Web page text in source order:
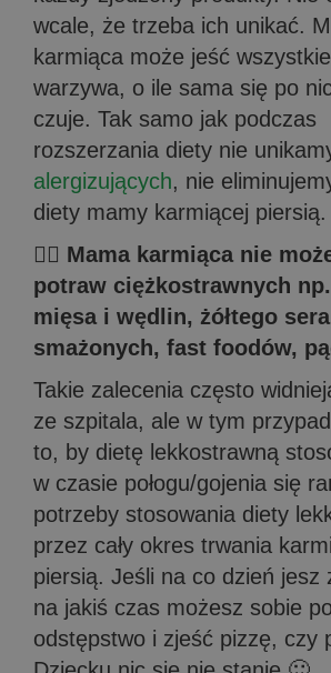
wcale, że trzeba ich unikać.
karmiąca może jeść
warzywa, o ile sama się po
czuje. Tak samo jak podczas
rozszerzania diety nie
alergizujących, nie
diety mamy karmiącej piersią.
🤦‍♀️ Mama karmiąca nie
potraw ciężkostrawnych
mięsa i wędlin, żółtego
smażonych, fast foodów,
Takie zalecenia często
ze szpitala, ale w tym
to, by dietę lekkostrawną
w czasie połogu/gojenia się
potrzeby stosowania diety
przez cały okres trwania
piersią. Jeśli na co dzień jesz
na jakiś czas możesz sobie
odstępstwo i zjeść pizzę, czy